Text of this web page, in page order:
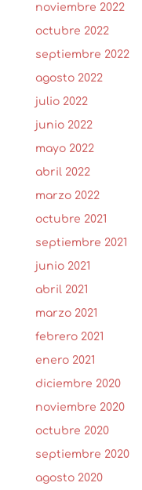
noviembre 2022
octubre 2022
septiembre 2022
agosto 2022
julio 2022
junio 2022
mayo 2022
abril 2022
marzo 2022
octubre 2021
septiembre 2021
junio 2021
abril 2021
marzo 2021
febrero 2021
enero 2021
diciembre 2020
noviembre 2020
octubre 2020
septiembre 2020
agosto 2020